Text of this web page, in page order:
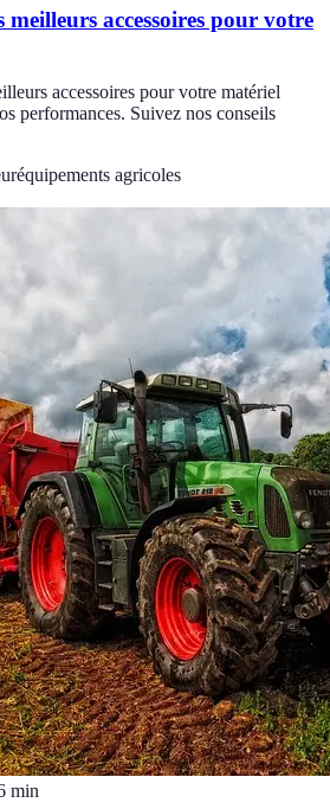
meilleurs accessoires pour votre
accessoires pour votre matériel
performances. Suivez nos conseils
équipements agricoles
min